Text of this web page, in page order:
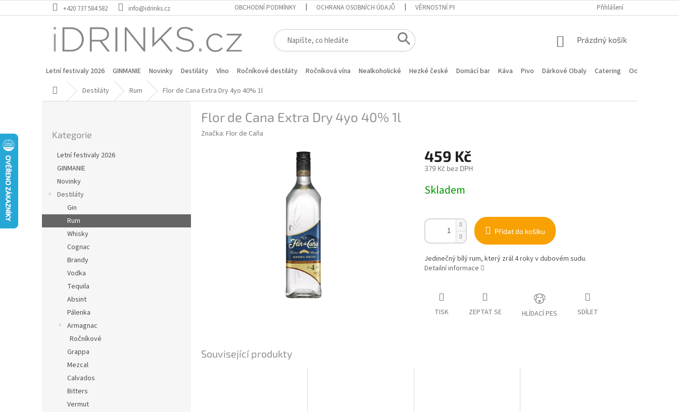
na
+420 737 584 582 info@idrinks.cz OBCHODNÍ PODMÍNKY OCHRANA OSOBNÍCH ÚDAJŮ VĚRNOSTNÍ PROGRAM HODNOCENÍ OBCHODU
Přihlášení
NÁKUPNÍ
Prázdný košík
Letní festivaly 2026 GINMANIE Novinky Destiláty Víno Ročníkové destiláty Ročníková vína Nealkoholické Hezké české Domácí bar Káva Pivo Dárkové Obaly Catering
Odstoupení od
Domů Destiláty Rum Flor de Cana Extra Dry 4yo 40% 1l
a
n
kategorie
Kategorie
Letní festivaly 2026
GINMANIE
Novinky
Destiláty
Gin
Rum
Whisky
Cognac
Brandy
Vodka
Tequila
Absint
Pálenka
Armagnac
Ročníkové
Grappa
Mezcal
Calvados
Bitters
Vermut
Flor de Cana Extra Dry 4yo 40% 1l
Značka: Flor de Caña
459 Kč
379 Kč bez DPH
cena:
Skladem
Přidat do košíku
Jedinečný bílý rum, který zrál 4 roky v dubovém sudu.
Detailní informace
TISK ZEPTAT SE HLÍDACÍ PES SDÍLET
Související produkty